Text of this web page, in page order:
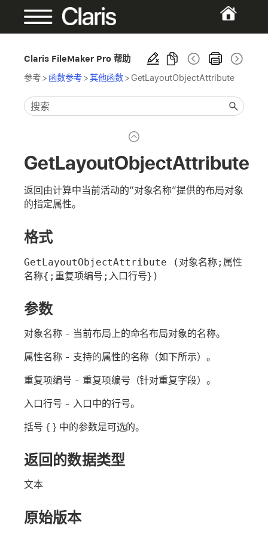
Claris FileMaker Pro 帮助
参考> 函数参考>其他函数 > GetLayoutObjectAttribute
GetLayoutObjectAttribute
返回由计算中当前活动的“对象名称”提供的布局对象
的指定属性。
格式
GetLayoutObjectAttribute (对象名称;属性
名称{;重复项编号;入口行号})
参数
对象名称- 当前布局上的命名布局对象的名称。
属性名称- 支持的属性的名称（如下所示）。
重复项编号 - 重复项编号（针对重复字段）。
入口行号 - 入口中的行号。
括号 { } 中的参数是可选的。
返回的数据类型
文本
原始版本